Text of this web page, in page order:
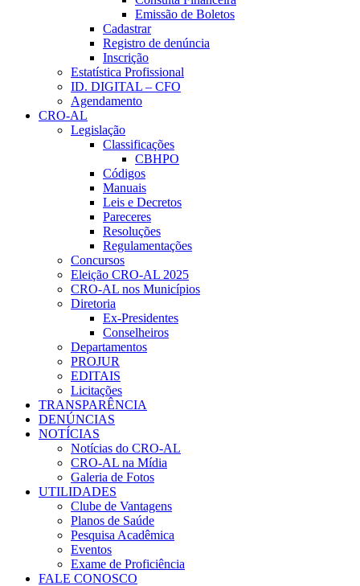
Emissão de Boletos
Cadastrar
Registro de denúncia
Inscrição
Estatística Profissional
ID. DIGITAL – CFO
Agendamento
CRO-AL
Legislação
Classificações
CBHPO
Códigos
Manuais
Leis e Decretos
Pareceres
Resoluções
Regulamentações
Concursos
Eleição CRO-AL 2025
CRO-AL nos Municípios
Diretoria
Ex-Presidentes
Conselheiros
Departamentos
PROJUR
EDITAIS
Licitações
TRANSPARÊNCIA
DENÚNCIAS
NOTÍCIAS
Notícias do CRO-AL
CRO-AL na Mídia
Galeria de Fotos
UTILIDADES
Clube de Vantagens
Planos de Saúde
Pesquisa Acadêmica
Eventos
Exame de Proficiência
FALE CONOSCO